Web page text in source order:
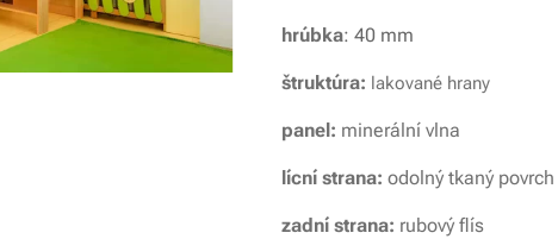
hrúbka: 40 mm
štruktúra: lakované hrany
panel: minerální vlna
lícní strana: odolný tkaný povrch
zadní strana: rubový flís